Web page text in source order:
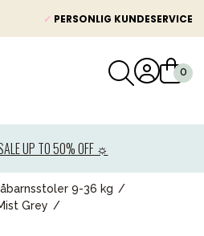
✓ PERSONLIG KUNDESERVICE
UP TO 50% OFF ☼
9-36 kg
Grey
Bilstol